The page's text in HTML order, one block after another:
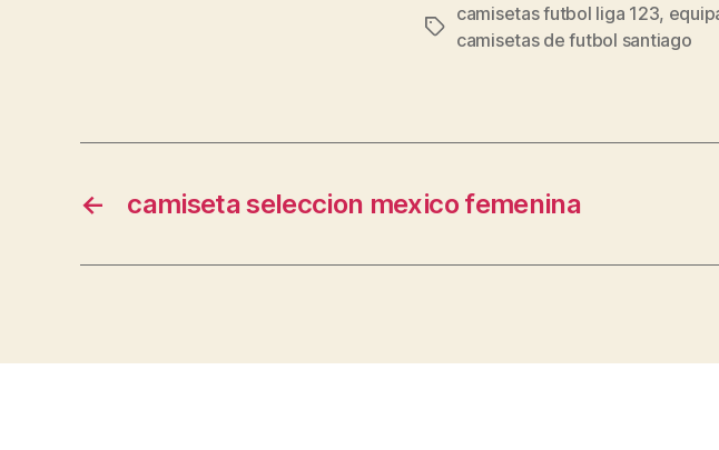
Etiquetas
camisetas futbol liga 123,
camisetas de futbol santiago
← camiseta seleccion mexico femenina